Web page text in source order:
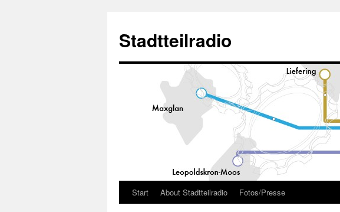
springen
Stadtteilradio
Start About Stadtteilradio Fotos/Presse